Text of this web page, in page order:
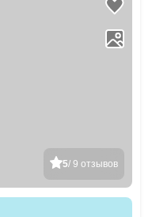
5/ 9 отзывов